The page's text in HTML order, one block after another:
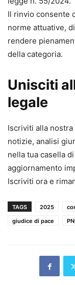
Il rinvio consente
norme attuative,
rendere
della categoria.
Unisciti
legale
Iscriviti alla nostra
notizie, analisi
nella tua casella
aggiornamento
Iscriviti ora e
TAGS 2025
giudice di pace